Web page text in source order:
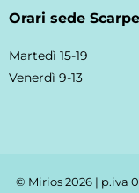
Orari sede
Martedì 15-19
Venerdì 9-13
© Mirios2026 | p.iva